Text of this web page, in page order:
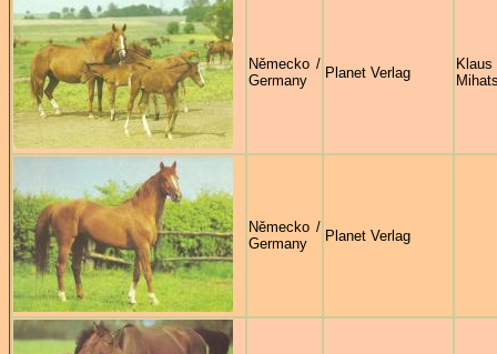
Německo /
Germany
Planet Verlag
Klaus
Německo /
Germany
Planet Verlag